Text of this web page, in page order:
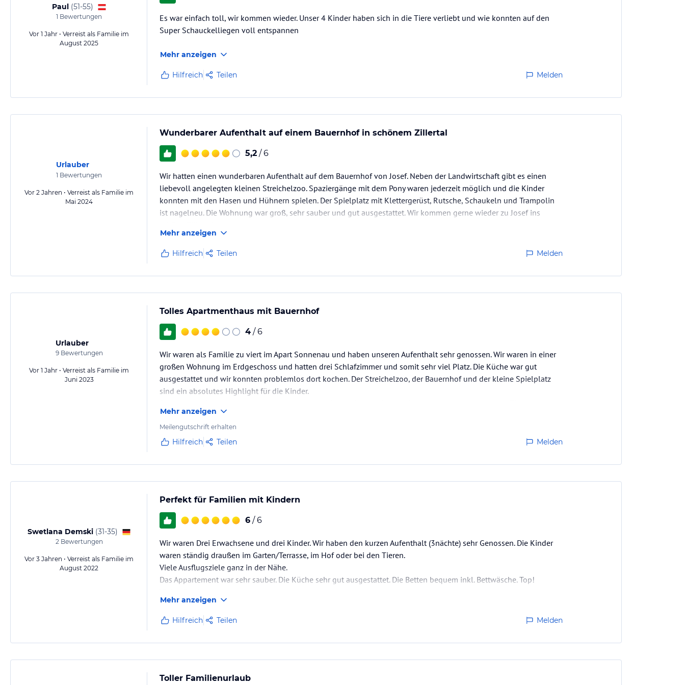
Folgende Services bieten wir Ihnen gerne an:
Brötchensrvice und Frühstücksbuffet auf Anfrage
Bettwäsche und Tischwäsche, sowie Handtücher sind den Preisen inbegriffen
Gewähr und ohne Prüfung durch HolidayCheck. Bitte lies vor der Buchung die verbindlichen Angebotsdetailsdes
Paul (51-55)
1 Bewertungen
Vor 1 Jahr • Verreist als Familie im
August 2025
Es war einfach toll, wir kommen wieder. Unser 4 Kinder haben sich in die Tiere verliebt und wie konnten auf den
Super Schauckelliegen voll entspannen
Mehr anzeigen
Hilfreich Teilen Melden
Urlauber
1 Bewertungen
Vor 2 Jahren • Verreist als Familie im
Mai 2024
Wunderbarer Aufenthalt auf einem Bauernhof in schönem Zillertal
5,2 / 6
Wir hatten einen wunderbaren Aufenthalt auf dem Bauernhof von Josef. Neben der Landwirtschaft gibt es einen
liebevoll angelegten kleinen Streichelzoo. Spaziergänge mit dem Pony waren jederzeit möglich und die Kinder
konnten mit den Hasen und Hühnern spielen. Der Spielplatz mit Klettergerüst, Rutsche, Schaukeln und Trampolin
ist nagelneu. Die Wohnung war groß, sehr sauber und gut ausgestattet. Wir kommen gerne wieder zu Josef ins
Mehr anzeigen
Hilfreich Teilen Melden
Urlauber
9Bewertungen
Vor 1 Jahr • Verreist als Familie im
Juni 2023
Tolles Apartmenthaus mit Bauernhof
4 / 6
Wir waren als Familie zu viert im Apart Sonnenau und haben unseren Aufenthalt sehr genossen. Wir waren in einer
großen Wohnung im Erdgeschoss und hatten drei Schlafzimmer und somit sehr viel Platz. Die Küche war gut
ausgestattet und wir konnten problemlos dort kochen. Der Streichelzoo, der Bauernhof und der kleine Spielplatz
sind ein absolutes Highlight für die Kinder.
Umgebung.
Uns und den Kindern hat es…
Mehr anzeigen
Meilengutschrift erhalten
Hilfreich Teilen Melden
Swetlana Demski (31-35)
2Bewertungen
Vor 3 Jahren • Verreist als Familie im
August 2022
Perfekt für Familien mit Kindern
6 / 6
Wir waren Drei Erwachsene und drei Kinder. Wir haben den kurzen Aufenthalt (3nächte) sehr Genossen. Die Kinder
waren ständig draußen im Garten/Terrasse, im Hof oder bei den Tieren.
Viele Ausflugsziele ganz in der Nähe.
Das Appartement war sehr sauber. Die Küche sehr gut ausgestattet. Die Betten bequem inkl. Bettwäsche. Top!
Mehr anzeigen
Hilfreich Teilen Melden
Toller Familienurlaub